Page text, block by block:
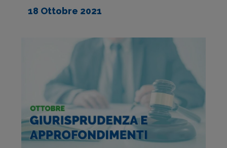
18 Ottobre 2021